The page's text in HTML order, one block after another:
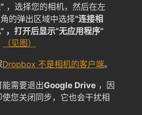
，选择您的相机，然后在左
的弹出区域中选择“连接相
，打开后显示“无应用程序”
（见图）
Dropbox 不是相机的客户端。
能需要退出Google Drive ，因
使您关闭同步，它也会干扰相